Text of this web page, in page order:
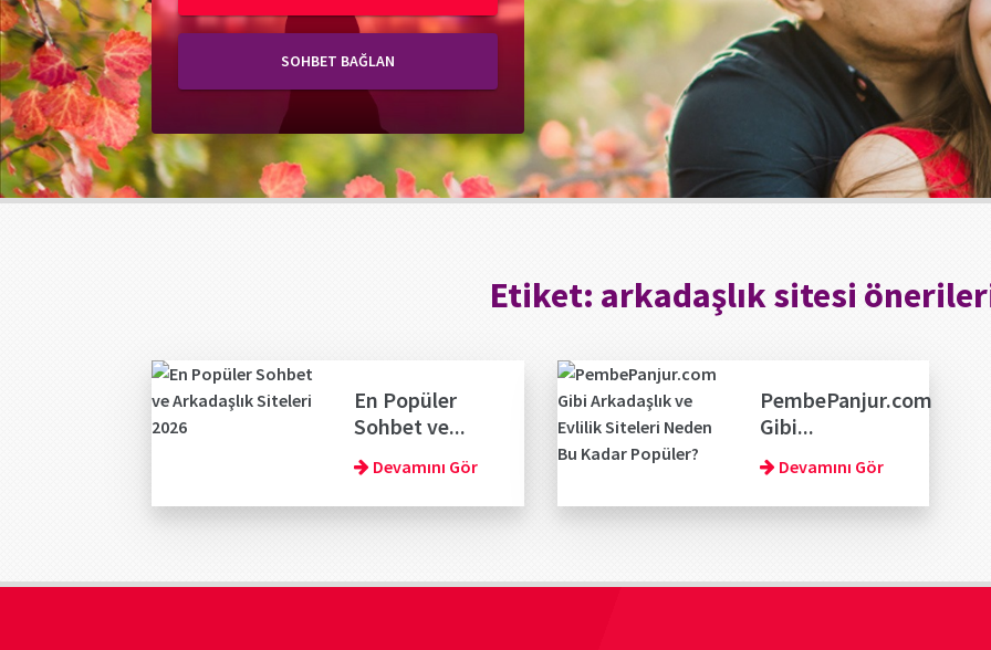
SOHBET BAĞLAN
Etiket: arkadaşlık sitesi
En Popüler
Sohbet ve...
Devamını Gör
PembePanjur.com
Gibi...
Devamını Gör